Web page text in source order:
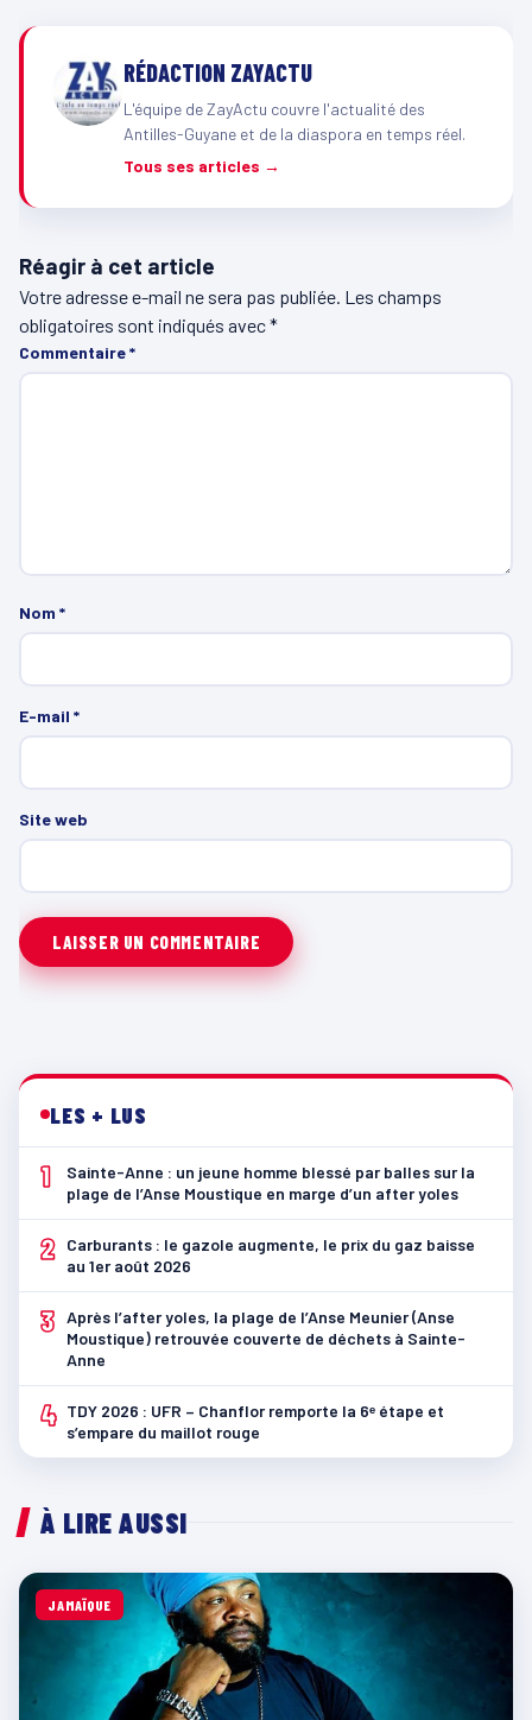
RÉDACTION ZAYACTU
L'équipe de ZayActu couvre l'actualité des
Antilles-Guyane et de la diaspora en temps réel.
Tous ses articles →
Réagir à cet article
Votre adresse e-mail ne sera pas publiée. Les champs
obligatoires sont indiqués avec*
Commentaire*
Nom *
E-mail *
Site web
LES + LUS
1
Sainte-Anne : un jeune homme blessé par balles sur la
plage de l’Anse Moustique en marge d’un after yoles
2
Carburants : le gazole augmente, le prix du gaz baisse
au 1er août 2026
3 Après l’after yoles, la plage de l’Anse Meunier (Anse
Moustique) retrouvée couverte de déchets à Sainte-
Anne
4 TDY 2026 : UFR – Chanflor remporte la 6ᵉ étape et
s’empare du maillot rouge
À LIRE AUSSI
JAMAÏQUE